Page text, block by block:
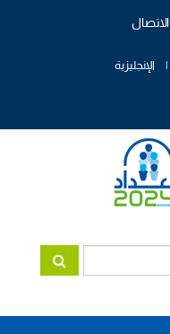
الاتصال
الإنجليزية